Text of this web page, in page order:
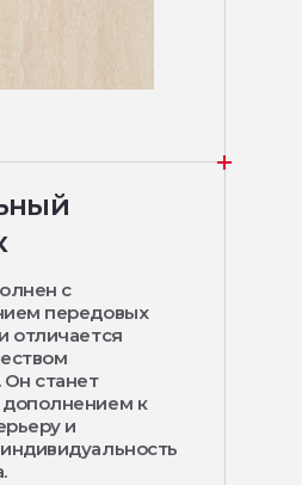
с
передовых
отличается
станет
к
и